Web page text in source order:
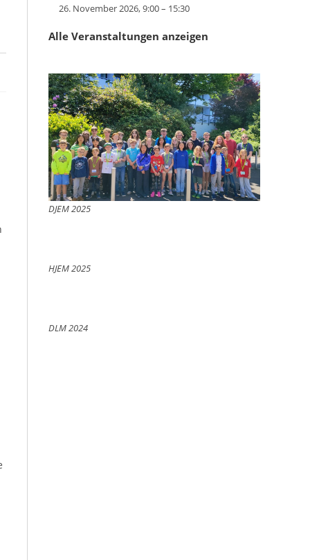
26. November 2026, 9:00– 15:30
Alle Veranstaltungen anzeigen
DJEM 2025
HJEM 2025
DLM 2024